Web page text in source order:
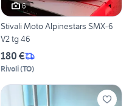
6
Stivali Moto Alpinestars SMX-6
V2 tg 46
180 €
Rivoli(TO)